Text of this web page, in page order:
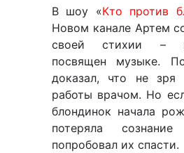
В шоу «Кто против
Новом канале Артем
своей стихии –
посвящен музыке.
доказал, что не зря
работы врачом. Но
блондинок начала
потеряла
попробовал их спасти.